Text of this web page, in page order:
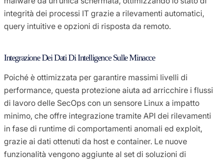
integrità dei processi IT grazie a rilevamenti automatici,
query intuitive e opzioni di risposta da remoto.
Integrazione Dei Dati Di Intelligence Sulle Minacce
Poiché è ottimizzata per garantire massimi livelli di
performance, questa protezione aiuta ad arricchire i flussi
di lavoro delle SecOps con un sensore Linux a impatto
minimo, che offre integrazione tramite API dei rilevamenti
in fase di runtime di comportamenti anomali ed exploit,
grazie ai dati ottenuti da host e container. Le nuove
funzionalità vengono aggiunte al set di soluzioni di